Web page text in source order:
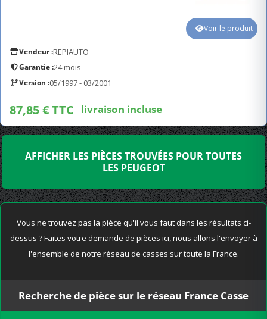
Vendeur :REPIAUTO
Garantie :24 mois
Version :05/1997 - 03/2001
87,85 € TTC livraison incluse
Voir le produit
AFFICHER LES PIÈCES TROUVÉES POUR TOUTES
LES PEUGEOT
Vous ne trouvez pas la pièce qu'il vous faut dans les résultats ci-
dessus ? Faites votre demande de pièces ici, nous allons l'envoyer à
l'ensemble de notre réseau de casses sur toute la France.
Recherche de pièce sur le réseau France Casse